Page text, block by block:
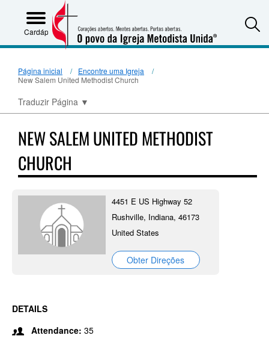
Cardápio
Página inicial
Encontre uma Igreja
New Salem United Methodist Church
Traduzir Página ▼
NEW SALEM UNITED METHODIST
CHURCH
4451 E US Highway 52
Rushville, Indiana, 46173
United States
Obter Direções
DETAILS
Attendance: 35